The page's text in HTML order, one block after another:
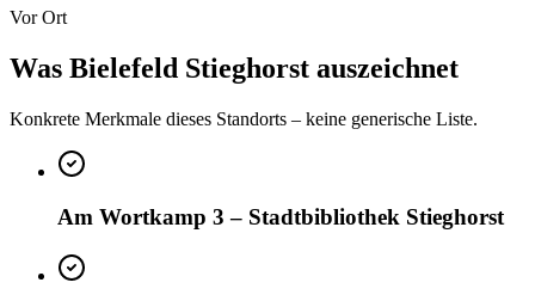
Vor Ort
Was Bielefeld Stieghorst auszeichnet
Konkrete Merkmale dieses Standorts – keine generische Liste.
Am Wortkamp 3 – Stadtbibliothek Stieghorst